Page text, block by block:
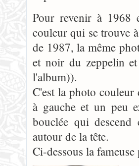
Pour revenir à
couleur qui se trouve
de 1987, la même
et noir du zeppelin
l'album)).
C'est la photo
à gauche et un peu
bouclée qui descend
autour de la tête.
Ci-dessous la